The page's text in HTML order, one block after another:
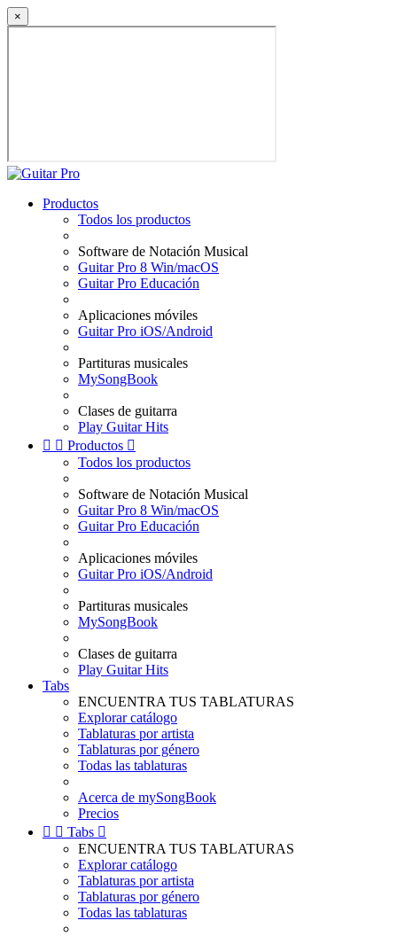
×
Productos
Todos los productos
Software de Notación Musical
Guitar Pro 8 Win/macOS
Guitar Pro Educación
Aplicaciones móviles
Guitar Pro iOS/Android
Partituras musicales
MySongBook
Clases de guitarra
Play Guitar Hits
  Productos 
Todos los productos
Software de Notación Musical
Guitar Pro 8 Win/macOS
Guitar Pro Educación
Aplicaciones móviles
Guitar Pro iOS/Android
Partituras musicales
MySongBook
Clases de guitarra
Play Guitar Hits
Tabs
ENCUENTRA TUS TABLATURAS
Explorar catálogo
Tablaturas por artista
Tablaturas por género
Todas las tablaturas
Acerca de mySongBook
Precios
  Tabs 
ENCUENTRA TUS TABLATURAS
Explorar catálogo
Tablaturas por artista
Tablaturas por género
Todas las tablaturas